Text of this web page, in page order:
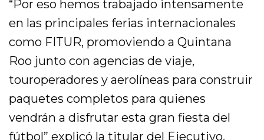
“Por eso hemos trabajado intensamente
en las principales ferias internacionales
como FITUR, promoviendo a Quintana
Roo junto con agencias de viaje,
touroperadores y aerolíneas para construir
paquetes completos para quienes
vendrán a disfrutar esta gran fiesta del
fútbol” explicó la titular del Ejecutivo.